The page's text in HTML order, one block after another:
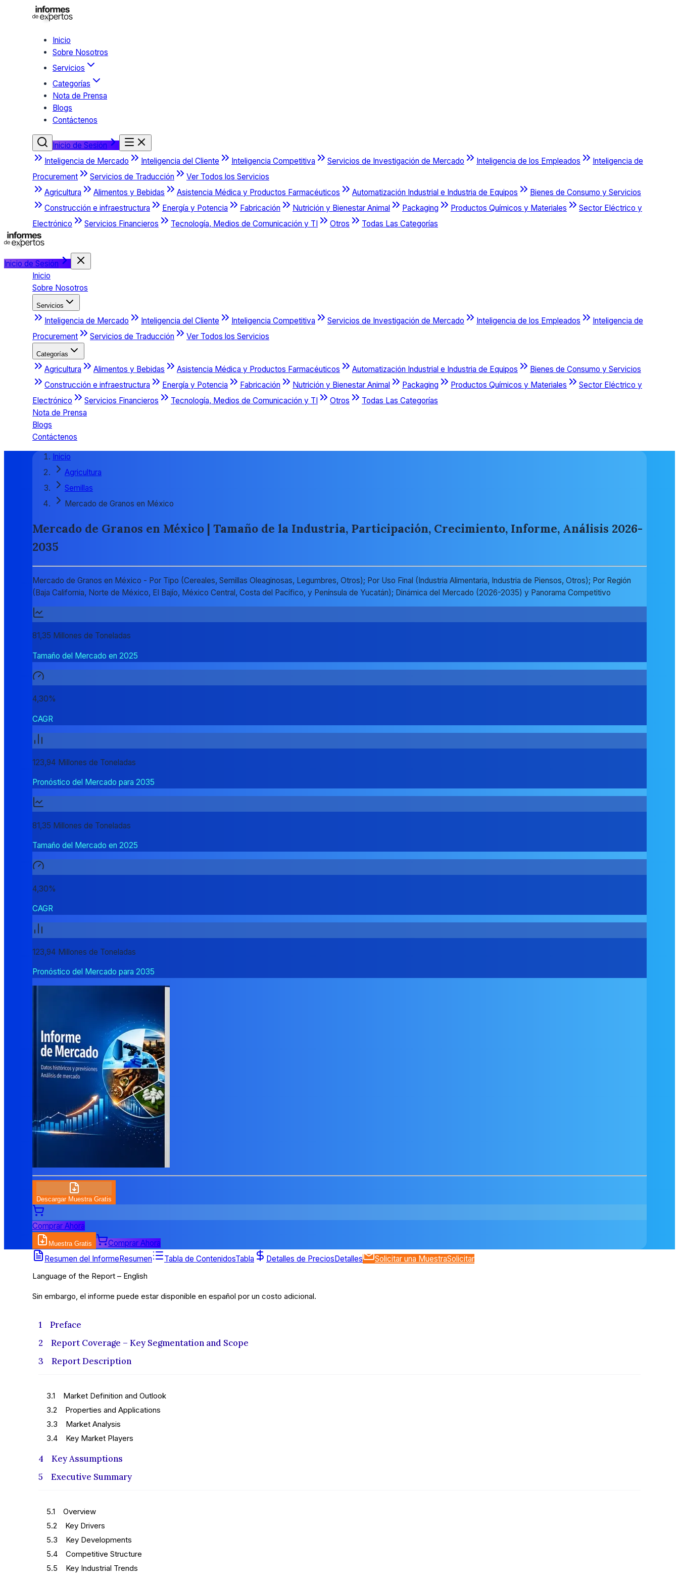
Inicio
Sobre Nosotros
Servicios
Categorías
Nota de Prensa
Blogs
Contáctenos
Inicio de Sesión
Inteligencia de Mercado
Inteligencia del Cliente Inteligencia Competitiva Servicios de Investigación de Mercado Inteligencia de los Empleados
Inteligencia de
Procurement
Servicios de Traducción
Ver Todos los Servicios
Agricultura
Alimentos y Bebidas Asistencia Médica y Productos Farmacéuticos Automatización Industrial e Industria de Equipos
Bienes de Consumo y Servicios
Construcción e infraestructura
Energía y Potencia Fabricación Nutrición y Bienestar Animal Packaging Productos Químicos y Materiales
Sector Eléctrico y
Electrónico
Servicios Financieros Tecnología, Medios de Comunicación y TI Otros Todas Las Categorías
Inicio de Sesión
Inicio
Sobre Nosotros
Servicios
Inteligencia de Mercado Inteligencia del Cliente Inteligencia Competitiva Servicios de Investigación de Mercado Inteligencia de los Empleados
Inteligencia de
Procurement
Servicios de Traducción Ver Todos los Servicios
Categorías
Agricultura Alimentos y Bebidas Asistencia Médica y Productos Farmacéuticos Automatización Industrial e Industria de Equipos
Bienes de Consumo y Servicios
Construcción e infraestructura
Energía y Potencia Fabricación Nutrición y Bienestar Animal Packaging Productos Químicos y Materiales
Sector Eléctrico y
Electrónico
Servicios Financieros Tecnología, Medios de Comunicación y TI Otros
Todas Las Categorías
Nota de Prensa
Blogs
Contáctenos
Inicio
Agricultura
Semillas
Mercado de Granos en México
Mercado de Granos en México | Tamaño de la Industria, Participación, Crecimiento, Informe, Análisis 2026-
2035
Mercado de Granos en México - Por Tipo (Cereales, Semillas Oleaginosas, Legumbres, Otros); Por Uso Final (Industria Alimentaria, Industria de Piensos, Otros); Por Región
(Baja California, Norte de México, El Bajío, México Central, Costa del Pacífico, y Península de Yucatán); Dinámica del Mercado (2026-2035) y Panorama Competitivo
81,35 Millones de Toneladas
Tamaño del Mercado en 2025
4,30%
CAGR
123,94 Millones de Toneladas
Pronóstico del Mercado para 2035
81,35 Millones de Toneladas
Tamaño del Mercado en 2025
4,30%
CAGR
123,94 Millones de Toneladas
Pronóstico del Mercado para 2035
Descargar Muestra Gratis
Comprar Ahora
Muestra Gratis Comprar Ahora
Tabla de Contenidos
Resumen del InformeResumen Tabla de ContenidosTabla Detalles de PreciosDetalles Solicitar una MuestraSolicitar
Language of the Report – English
Sin embargo, el informe puede estar disponible en español por un costo adicional.
1 Preface
2 Report Coverage – Key Segmentation and Scope
3 Report Description
3.1 Market Definition and Outlook
3.2 Properties and Applications
3.3 Market Analysis
3.4 Key Market Players
4 Key Assumptions
5 Executive Summary
5.1 Overview
5.2 Key Drivers
5.3 Key Developments
5.4 Competitive Structure
5.5 Key Industrial Trends